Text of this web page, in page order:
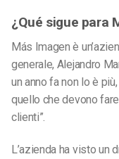
¿Qué sigue para
Más Imagen è
generale, Alejandro
un anno fa non lo è
quello che devono
clienti”.
L’azienda ha visto un